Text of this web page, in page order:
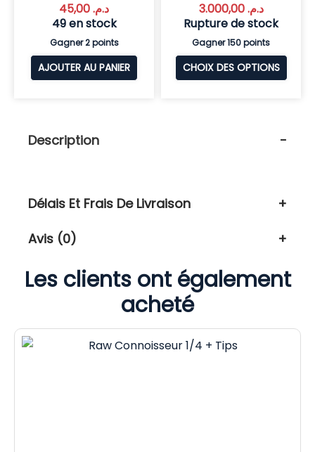
د.م.
49 en stock
Gagner 2 points
AJOUTER AU PANIER
د.م.3.000,00
Rupture de stock
Gagner 150 points
CHOIX DES OPTIONS
Description
Délais Et Frais De Livraison
Avis (0)
Les clients ont également
acheté